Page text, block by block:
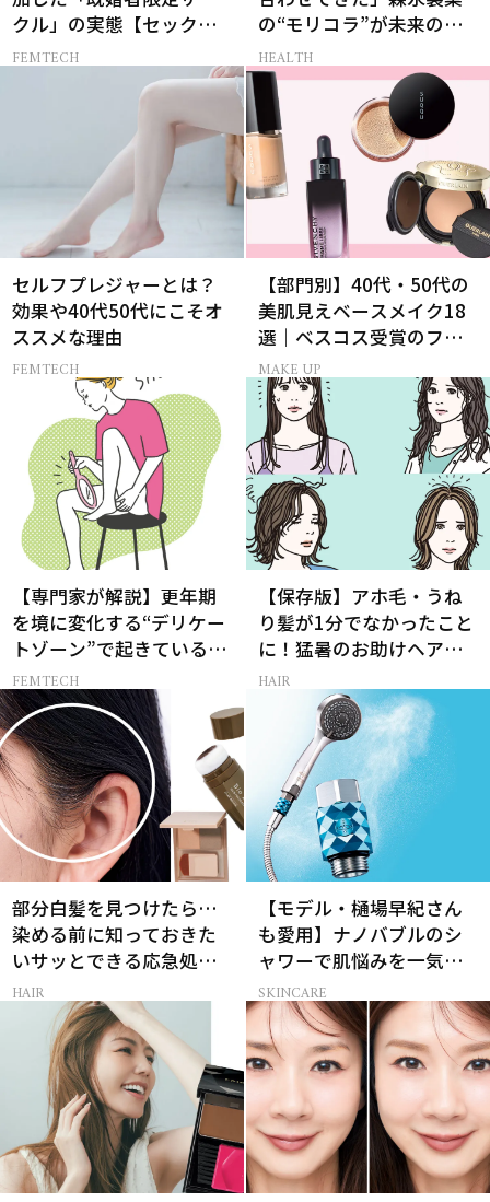
クル」の実態【セックス
レス AND THE CITY -女た
FEMTECH
の“モリコラ”が未来のキ
レイを連れてくる！
HEALTH
セルフプレジャーとは？
効果や40代50代にこそオ
ススメな理由
FEMTECH
【部門別】40代・50代の
美肌見えベースメイク18
選｜ベスコス受賞のファ
ンデ・下地・パウダー
MAKE UP
【専門家が解説】更年期
を境に変化する“デリケー
トゾーン”で起きているこ
と
FEMTECH
【保存版】アホ毛・うね
り髪が1分でなかったこと
に！猛暑のお助けヘアア
イテム16選
HAIR
部分白髪を見つけたら…
染める前に知っておきた
いサッとできる応急処置
とは
HAIR
【モデル・樋場早紀さん
も愛用】ナノバブルのシ
ャワーで肌悩みを一気に
解決
SKINCARE